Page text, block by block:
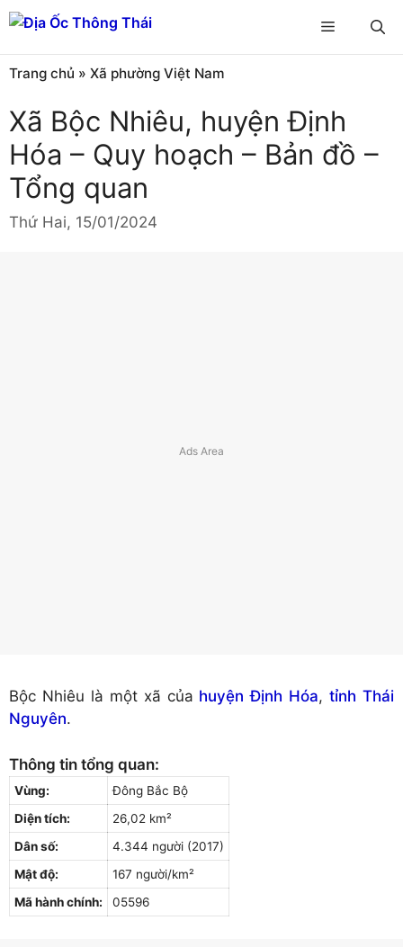
Chuyển
đến
nội
dung
Menu
Trang chủ » Xã phường Việt Nam
Xã Bộc Nhiêu, huyện Định
Hóa – Quy hoạch – Bản đồ –
Tổng quan
Thứ Hai, 15/01/2024
Bộc Nhiêu là một xã của huyện Định Hóa,tỉnh Thái
Nguyên.
Thông tin tổng quan:
Vùng:
Đông Bắc Bộ
Diện tích:
26,02 km²
Dân số:
4.344 người (2017)
Mật độ:
167 người/km²
Mã hành chính:
05596